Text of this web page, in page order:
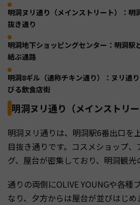
明洞ヌリ通り（メインストリート）：明
抜き通り
明洞地下ショッピングセンター：明洞駅
結ぶ通路
明洞8ギル（通称チキン通り）：ヌリ通
びる飲食店街
明洞ヌリ通り（メインストリー
明洞ヌリ通りは、明洞駅6番出口を
目抜き通りです。コスメショップ
グ、屋台が密集しており、明洞観光
通りの両側にOLIVE YOUNGや各種
なり、夕方からは屋台が並びはじ